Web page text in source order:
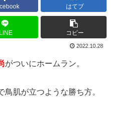
はてブ
LINE コピー
2022.10.28
がついにホームラン。
鳥肌が立つような勝ち方。